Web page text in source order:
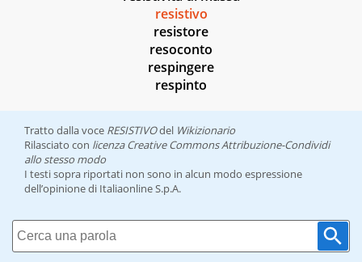
resistivo
resistore
resoconto
respingere
respinto
Tratto dalla voce RESISTIVOdel Wikizionario
Rilasciato con licenza Creative Commons Attribuzione-Condividi
allo stesso modo
I testi sopra riportati non sono in alcun modo espressione
dell’opinione di Italiaonline S.p.A.